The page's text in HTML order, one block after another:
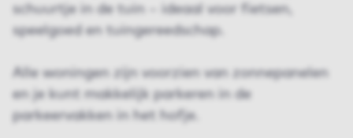
schuurtje in de tuin – ideaal voor fietsen,
speelgoed en tuingereedschap.
Alle woningen zijn voorzien van zonnepanelen
en je kunt makkelijk parkeren in de
parkeervakken in het hofje.